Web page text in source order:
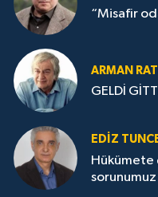
“Misafir
ARMAN
GELDİ
EDIZ
Hükümete
sorunumuz